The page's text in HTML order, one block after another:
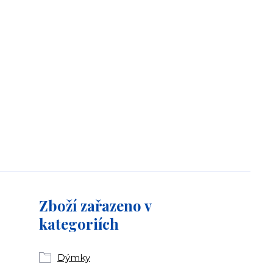
Zboží zařazeno v
kategoriích
Dýmky